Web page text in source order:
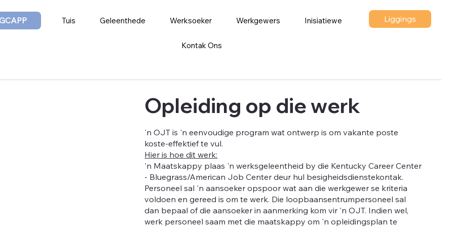
Tuis Geleenthede Werksoeker Werkgewers Inisiatiewe
Kontak Ons
Liggings
Opleiding op die werk
'n OJT is 'n eenvoudige program wat ontwerp is om vakante poste
koste-effektief te vul.
Hier is hoe dit werk:
'n Maatskappy plaas 'n werksgeleentheid by die Kentucky Career Center
- Bluegrass/American Job Center deur hul besigheidsdienstekontak.
Personeel sal 'n aansoeker opspoor wat aan die werkgewer se kriteria
voldoen en gereed is om te werk. Die loopbaansentrumpersoneel sal
dan bepaal of die aansoeker in aanmerking kom vir 'n OJT. Indien wel,
werk personeel saam met die maatskappy om 'n opleidingsplan te